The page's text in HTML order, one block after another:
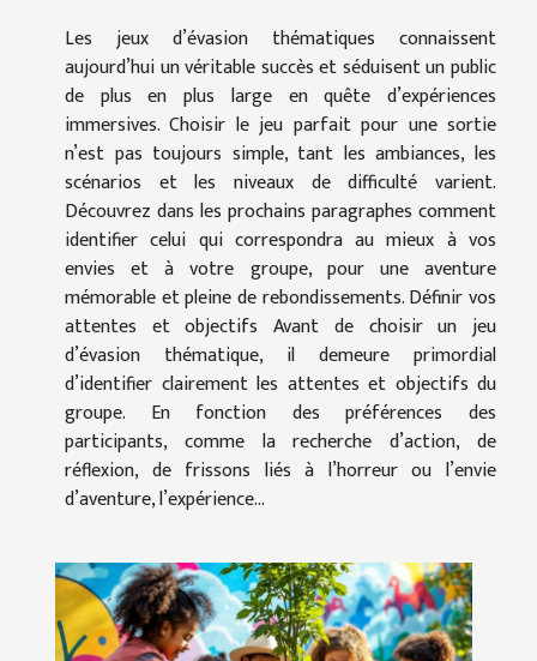
Les jeux d’évasion thématiques connaissent
aujourd’hui un véritable succès et séduisent un public
de plus en plus large en quête d’expériences
immersives. Choisir le jeu parfait pour une sortie
n’est pas toujours simple, tant les ambiances, les
scénarios et les niveaux de difficulté varient.
Découvrez dans les prochains paragraphes comment
identifier celui qui correspondra au mieux à vos
envies et à votre groupe, pour une aventure
mémorable et pleine de rebondissements. Définir vos
attentes et objectifs Avant de choisir un jeu
d’évasion thématique, il demeure primordial
d’identifier clairement les attentes et objectifs du
groupe. En fonction des préférences des
participants, comme la recherche d’action, de
réflexion, de frissons liés à l’horreur ou l’envie
d’aventure, l’expérience...